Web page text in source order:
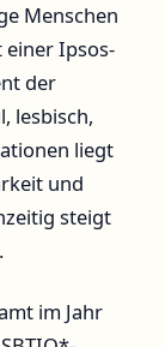
Menschen
Ipsos-
der
lesbisch,
liegt
und
steigt
im Jahr